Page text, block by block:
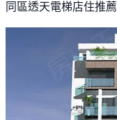
同區透天電梯店住推薦